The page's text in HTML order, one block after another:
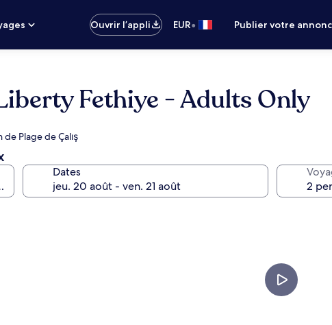
Ouvrir l’appli EUR• Publier votre
Fethiye - Adults Only
Plage de Çalış
Dates